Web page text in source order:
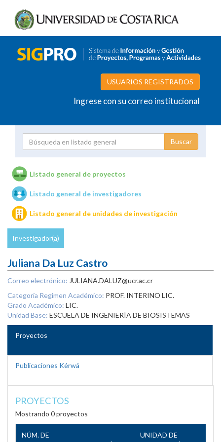
USUARIOS REGISTRADOS
Ingrese con su correo institucional
Unidades de investigación
Listado general de proyectos
Listado general de investigadores
Listado general de unidades de investigación
Investigador(a)
Juliana Da Luz Castro
Correo electrónico: JULIANA.DALUZ@ucr.ac.cr
Categoría Regimen Académico: PROF. INTERINO LIC.
Grado Académico: LIC.
Unidad Base: ESCUELA DE INGENIERÍA DE BIOSISTEMAS
Proyectos
Publicaciones Kérwá
PROYECTOS
Mostrando 0 proyectos
NÚM. DE
UNIDAD DE